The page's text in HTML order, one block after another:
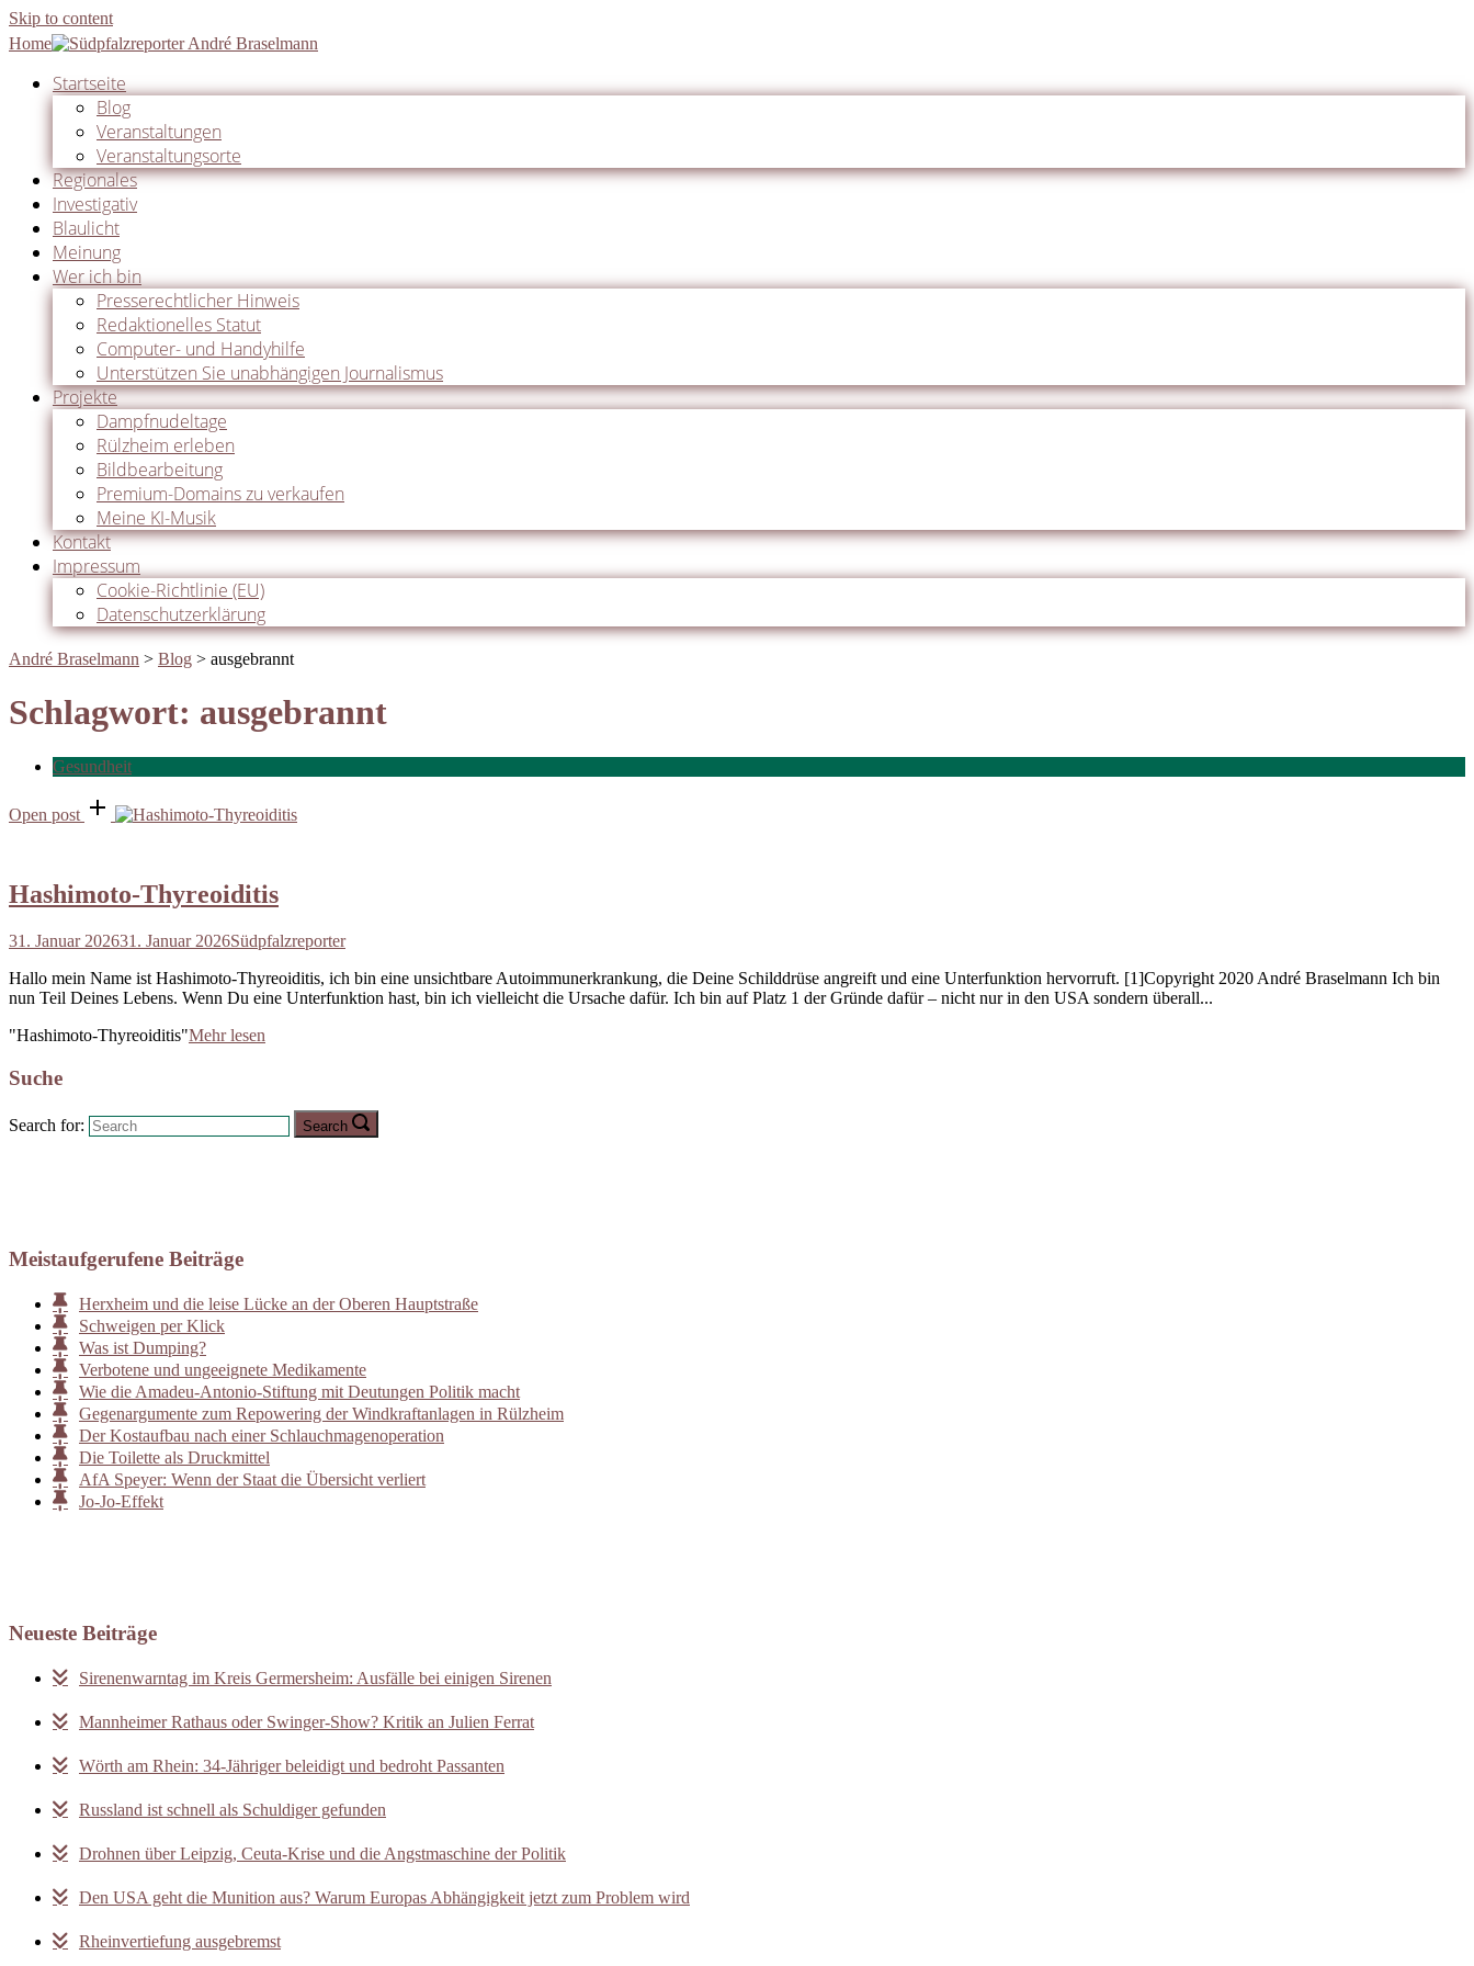
Skip to content
Home
Startseite
Blog
Veranstaltungen
Veranstaltungsorte
Regionales
Investigativ
Blaulicht
Meinung
Wer ich bin
Presserechtlicher Hinweis
Redaktionelles Statut
Computer- und Handyhilfe
Unterstützen Sie unabhängigen Journalismus
Projekte
Dampfnudeltage
Rülzheim erleben
Bildbearbeitung
Premium-Domains zu verkaufen
Meine KI-Musik
Kontakt
Impressum
Cookie-Richtlinie (EU)
Datenschutzerklärung
André Braselmann > Blog > ausgebrannt
Schlagwort: ausgebrannt
Gesundheit
Open post
Hashimoto-Thyreoiditis
31. Januar 202631. Januar 2026Südpfalzreporter
Hallo mein Name ist Hashimoto-Thyreoiditis, ich bin eine unsichtbare Autoimmunerkrankung, die Deine Schilddrüse angreift und eine Unterfunktion hervorruft. [1]Copyright 2020 André Braselmann Ich bin
nun Teil Deines Lebens. Wenn Du eine Unterfunktion hast, bin ich vielleicht die Ursache dafür. Ich bin auf Platz 1 der Gründe dafür – nicht nur in den USA sondern überall...
"Hashimoto-Thyreoiditis"Mehr lesen
Suche
Search for: Search
Meistaufgerufene Beiträge
Herxheim und die leise Lücke an der Oberen Hauptstraße
Schweigen per Klick
Was ist Dumping?
Verbotene und ungeeignete Medikamente
Wie die Amadeu-Antonio-Stiftung mit Deutungen Politik macht
Gegenargumente zum Repowering der Windkraftanlagen in Rülzheim
Der Kostaufbau nach einer Schlauchmagenoperation
Die Toilette als Druckmittel
AfA Speyer: Wenn der Staat die Übersicht verliert
Jo-Jo-Effekt
Neueste Beiträge
Sirenenwarntag im Kreis Germersheim: Ausfälle bei einigen Sirenen
Mannheimer Rathaus oder Swinger-Show? Kritik an Julien Ferrat
Wörth am Rhein: 34-Jähriger beleidigt und bedroht Passanten
Russland ist schnell als Schuldiger gefunden
Drohnen über Leipzig, Ceuta-Krise und die Angstmaschine der Politik
Den USA geht die Munition aus? Warum Europas Abhängigkeit jetzt zum Problem wird
Rheinvertiefung ausgebremst